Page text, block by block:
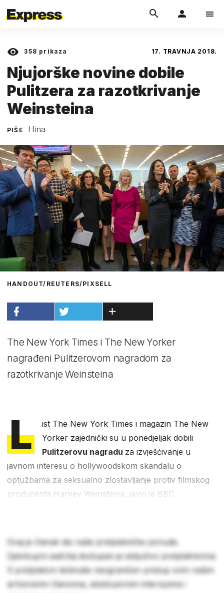
358 prikaza 17. TRAVNJA 2018.
Njujorške novine dobile
Pulitzera za razotkrivanje
Weinsteina
PIŠE Hina
HANDOUT/REUTERS/PIXSELL
The New York Times i The New Yorker
nagrađeni Pulitzerovom nagradom za
razotkrivanje Weinsteina
L
ist The New York Times i magazin The New
Yorker zajednički su u ponedjeljak dobili
Pulitzerovu nagradu za izvješćivanje u
javnom interesu o hollywoodskom skandalu o
optužbama za seksualno zlostavljanje protiv filmskog
producenta Harvey Weinsteina, javio je BBC.
Ovaj je članak dio naše pretplatničke ponude.
Cjelokupni sadržaj dostupan je isključivo pretplatnicima.
S pretplatom dobivate neograničen pristup svim našim
arhiviranim člancima, ekskluzivnim intervjuima i